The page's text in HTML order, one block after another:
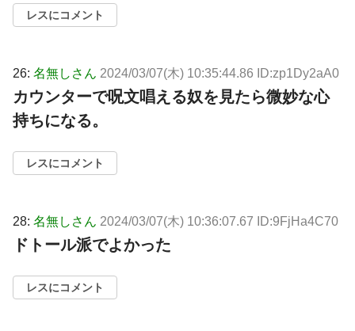
レスにコメント
26: 名無しさん 2024/03/07(木) 10:35:44.86 ID:zp1Dy2aA0
カウンターで呪文唱える奴を見たら微妙な心
持ちになる。
レスにコメント
28: 名無しさん 2024/03/07(木) 10:36:07.67 ID:9FjHa4C70
ドトール派でよかった
レスにコメント